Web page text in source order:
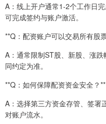
A：线上开户通常1-2个工作日
可完成签约与账户激活。
**Q：配资账户可以交易所有股
A：通常限制ST股、新股、涨
同约定为准。
**Q：如何保障配资资金安全？**
A：选择第三方资金存管、签署
对账户流水。